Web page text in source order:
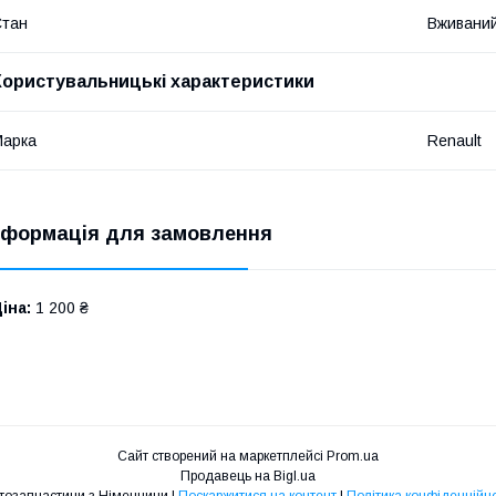
характеристики
Renault
для замовлення
1 200 ₴
Сайт створений на маркетплейсі Prom.ua
Продавець на Bigl.ua